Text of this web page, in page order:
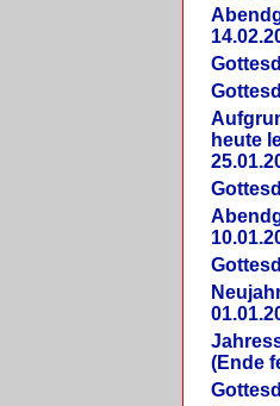
heute
(Ende